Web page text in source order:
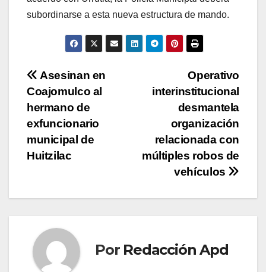
subordinarse a esta nueva estructura de mando.
Navegación
de
entradas
Operativo
interinstitucional
desmantela
organización
relacionada con
múltiples robos de
vehículos
Asesinan en
Coajomulco al
hermano de
exfuncionario
municipal de
Huitzilac
Por Redacción Apd